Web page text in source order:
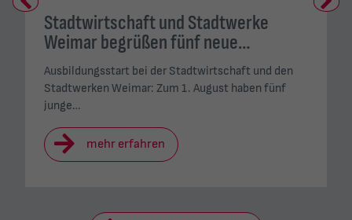
Previous
Stadtwirtschaft und Stadtwerke
Weimar begrüßen fünf neue…
Ausbildungsstart bei der Stadtwirtschaft und den
Stadtwerken Weimar: Zum 1. August haben fünf
junge…
mehr erfahren
Next